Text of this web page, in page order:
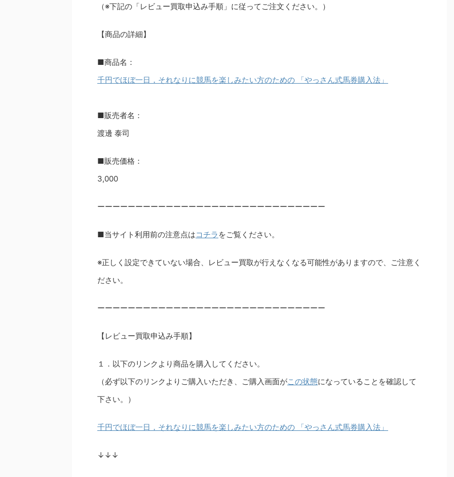
（※下記の「レビュー買取申込み手順」に従ってご注文ください。）
【商品の詳細】
■商品名：
千円でほぼ一日，それなりに競馬を楽しみたい方のための 「やっさん式馬券購入法」
■販売者名：
渡邊 泰司
■販売価格：
3,000
ーーーーーーーーーーーーーーーーーーーーーーーーーーーーーー
■当サイト利用前の注意点はコチラ をご覧ください。
※正しく設定できていない場合、レビュー買取が行えなくなる可能性がありますので、ご注意く
ださい。
ーーーーーーーーーーーーーーーーーーーーーーーーーーーーーー
【レビュー買取申込み手順】
１．以下のリンクより商品を購入してください。
（必ず以下のリンクよりご購入いただき、ご購入画面がこの状態になっていることを確認して
下さい。）
千円でほぼ一日，それなりに競馬を楽しみたい方のための 「やっさん式馬券購入法」
↓↓↓